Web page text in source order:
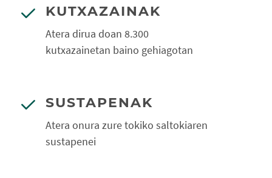
KUTXAZAINAK
Atera dirua doan 8.300
kutxazainetan baino gehiagotan
SUSTAPENAK
Atera onura zure tokiko saltokiaren
sustapenei